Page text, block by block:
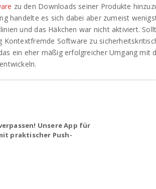
zu den Downloads seiner Produkte
handelte es sich dabei aber zumeist
und das Häkchen war nicht aktiviert.
Kontextfremde Software zu
ein eher mäßig erfolgreicher Umgang mit
Unsere App für
praktischer Push-